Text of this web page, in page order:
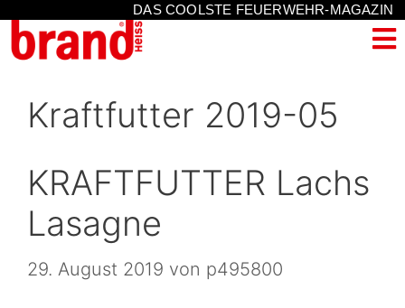
DAS COOLSTE FEUERWEHR-MAGAZIN
Kraftfutter 2019-05
KRAFTFUTTER Lachs
Lasagne
29. August 2019 von p495800